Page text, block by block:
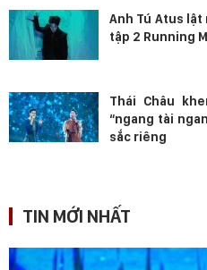
Anh Tú Atus
tập 2 Running
Thái Châu
“ngang tài
sắc riêng
TIN MỚI NHẤT